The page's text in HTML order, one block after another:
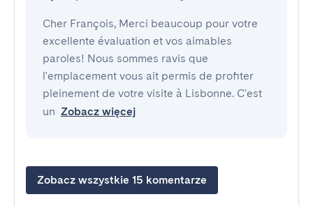
Cher François, Merci beaucoup pour votre
excellente évaluation et vos aimables
paroles! Nous sommes ravis que
l'emplacement vous ait permis de profiter
pleinement de votre visite à Lisbonne. C'est
un Zobacz więcej
Zobacz wszystkie 15 komentarze